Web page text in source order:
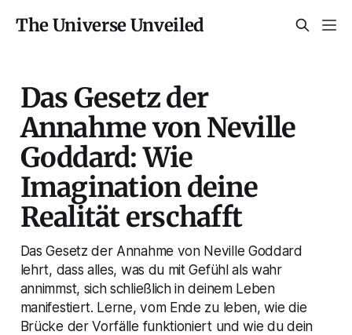
The Universe Unveiled
Das Gesetz der
Annahme von Neville
Goddard: Wie
Imagination deine
Realität erschafft
Das Gesetz der Annahme von Neville Goddard
lehrt, dass alles, was du mit Gefühl als wahr
annimmst, sich schließlich in deinem Leben
manifestiert. Lerne, vom Ende zu leben, wie die
Brücke der Vorfälle funktioniert und wie du dein